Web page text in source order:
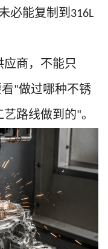
必能复制到 316L
商，不能只
"做过哪种不锈
路线做到的"。